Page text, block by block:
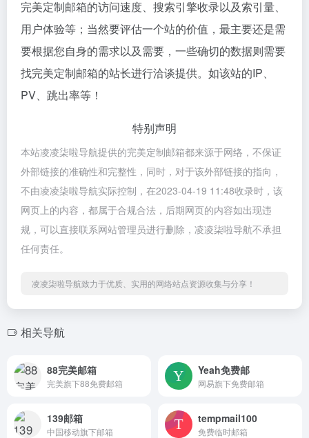
完美定制邮箱的访问速度、搜索引擎收录以及索引量、
用户体验等；当然要评估一个站的价值，最主要还是需
要根据您自身的需求以及需要，一些确切的数据则需要
找完美定制邮箱的站长进行洽谈提供。如该站的IP、
PV、跳出率等！
特别声明
本站凌凌柒啦导航提供的完美定制邮箱都来源于网络，不保证
外部链接的准确性和完整性，同时，对于该外部链接的指向，
不由凌凌柒啦导航实际控制，在2023-04-19 11:48收录时，该
网页上的内容，都属于合规合法，后期网页的内容如出现违
规，可以直接联系网站管理员进行删除，凌凌柒啦导航不承担
任何责任。
凌凌柒啦导航致力于优质、实用的网络站点资源收集与分享！
相关导航
88完美邮箱
完美旗下88免费邮箱
Yeah免费邮
网易旗下免费邮箱
139邮箱
中国移动旗下邮箱
tempmail100
免费临时邮箱